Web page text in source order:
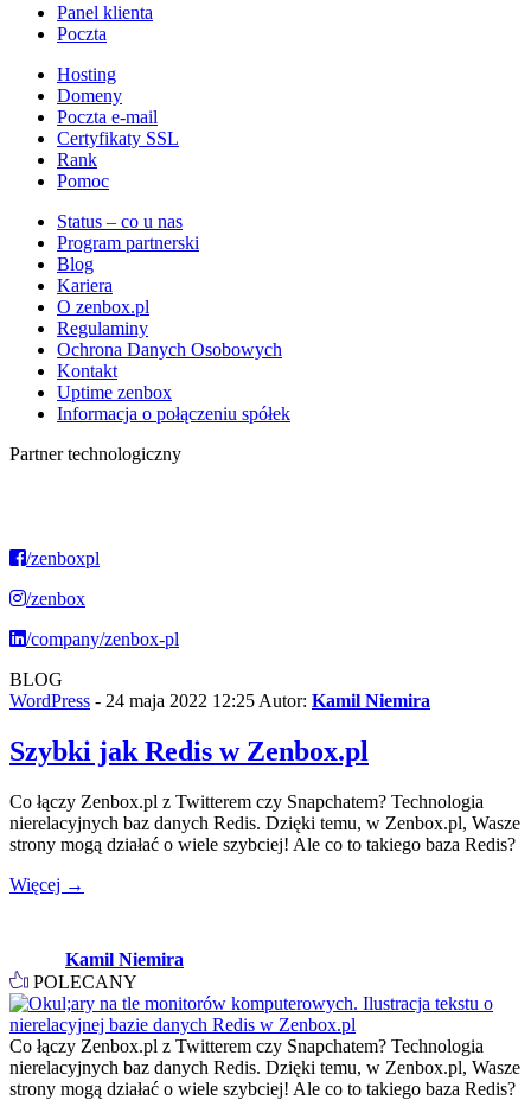
Panel klienta
Poczta
Hosting
Domeny
Poczta e-mail
Certyfikaty SSL
Rank
Pomoc
Status – co u nas
Program partnerski
Blog
Kariera
O zenbox.pl
Regulaminy
Ochrona Danych Osobowych
Kontakt
Uptime zenbox
Informacja o połączeniu spółek
Partner technologiczny
/zenboxpl
/zenbox
/company/zenbox-pl
BLOG
WordPress - 24 maja 2022 12:25 Autor: Kamil Niemira
Szybki jak Redis w Zenbox.pl
Co łączy Zenbox.pl z Twitterem czy Snapchatem? Technologia
nierelacyjnych baz danych Redis. Dzięki temu, w Zenbox.pl, Wasze
strony mogą działać o wiele szybciej! Ale co to takiego baza Redis?
Więcej →
Kamil Niemira
POLECANY
Co łączy Zenbox.pl z Twitterem czy Snapchatem? Technologia
nierelacyjnych baz danych Redis. Dzięki temu, w Zenbox.pl, Wasze
strony mogą działać o wiele szybciej! Ale co to takiego baza Redis?